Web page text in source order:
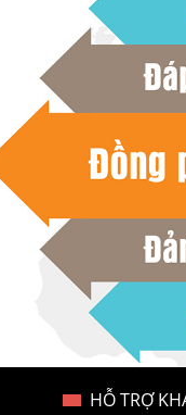
HỖ TRỢ